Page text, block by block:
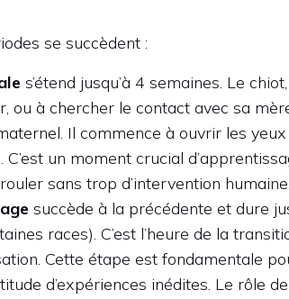
se succèdent :
s’étend jusqu’à 4 semaines. Le
ou à chercher le contact avec sa
Il commence à ouvrir les
C’est un moment crucial
sans trop d’intervention humaine.
succède à la précédente et dure
races). C’est l’heure de la
Cette étape est fondamentale
d’expériences inédites. Le rôle